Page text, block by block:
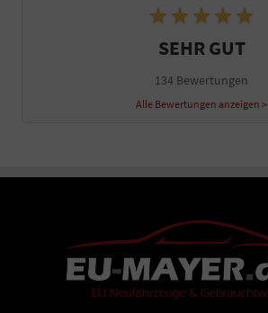
SEHR GUT
134 Bewertungen
Alle Bewertungen anzeigen >